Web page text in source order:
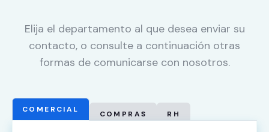
Elija el departamento al que desea enviar su
contacto, o consulte a continuación otras
formas de comunicarse con nosotros.
COMERCIAL COMPRAS RH